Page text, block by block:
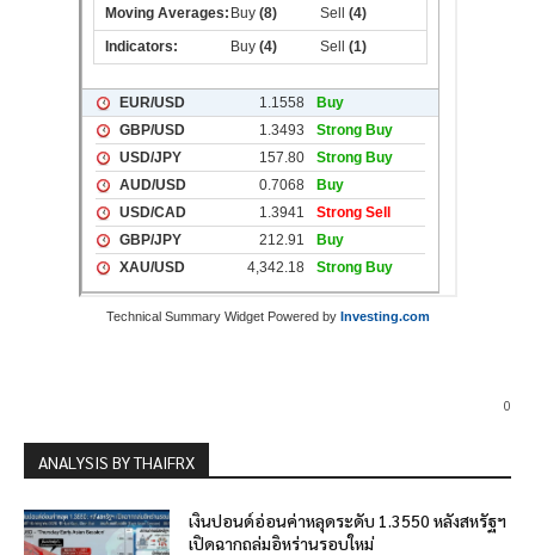
Technical Summary Widget Powered by Investing.com
0
ANALYSIS BY THAIFRX
เงินปอนด์อ่อนค่าหลุดระดับ 1.3550 หลังสหรัฐฯ
เปิดฉากถล่มอิหร่านรอบใหม่